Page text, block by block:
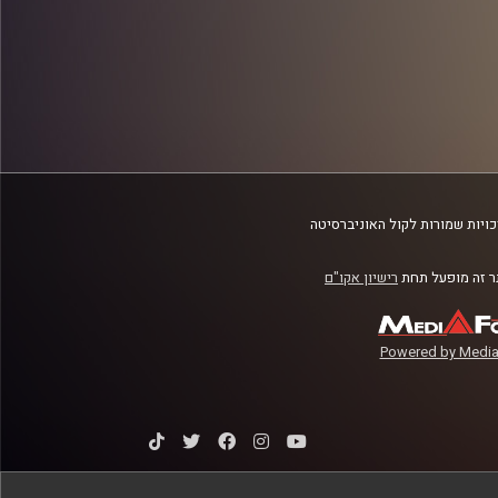
שמורות לקול האוניברסיטה
זה מופעל תחת רישיון אקו"ם
Powered by